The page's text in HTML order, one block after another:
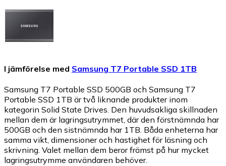
I jämförelse med Samsung T7 Portable SSD 1TB
Samsung T7 Portable SSD 500GB och Samsung T7
Portable SSD 1TB är två liknande produkter inom
kategorin Solid State Drives. Den huvudsakliga skillnaden
mellan dem är lagringsutrymmet, där den förstnämnda har
500GB och den sistnämnda har 1TB. Båda enheterna har
samma vikt, dimensioner och hastighet för läsning och
skrivning. Valet mellan dem beror främst på hur mycket
lagringsutrymme användaren behöver.